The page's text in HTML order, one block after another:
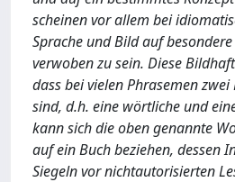
scheinen vor allem bei
Sprache und Bild auf
verwoben zu sein. Diese
dass bei vielen Phrasemen
sind, d.h. eine wörtliche und
kann sich die oben genannte
auf ein Buch beziehen, dessen
Siegeln vor nichtautorisierten